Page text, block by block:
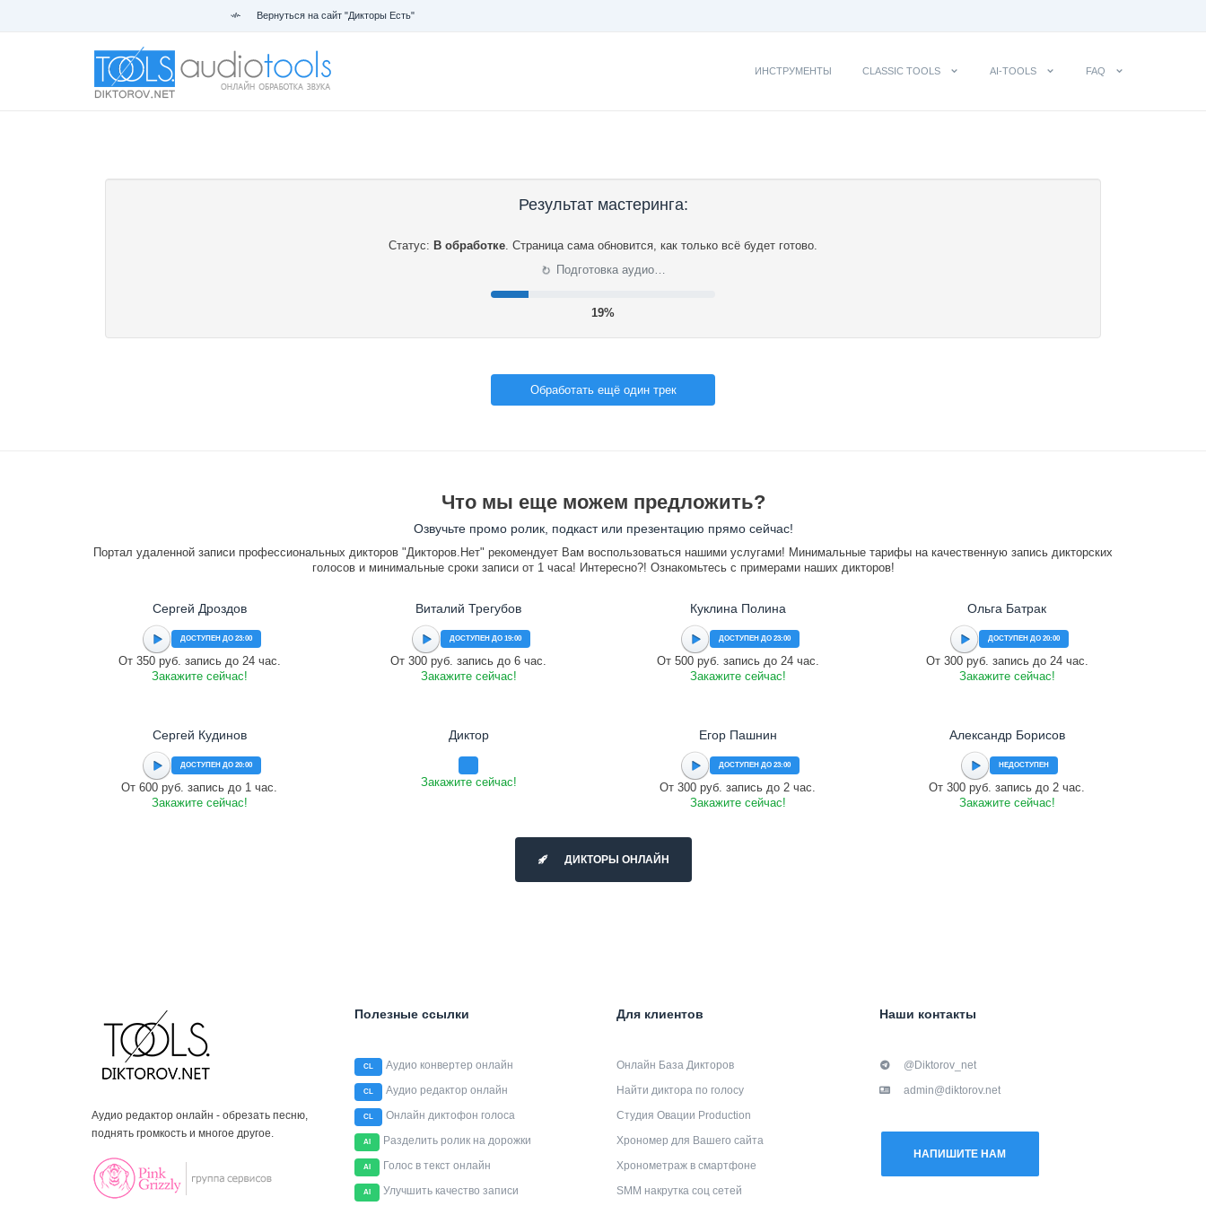
Вернуться на сайт "Дикторы Есть"
ИНСТРУМЕНТЫ CLASSIC TOOLS AI-TOOLS FAQ
Результат мастеринга:
Статус: В обработке. Страница сама обновится, как только всё будет готово.
⟳ Подготовка аудио…
20%
Обработать ещё один трек
Что мы еще можем предложить?
Озвучьте промо ролик, подкаст или презентацию прямо сейчас!
Портал удаленной записи профессиональных дикторов "Дикторов.Нет" рекомендует Вам воспользоваться нашими услугами! Минимальные тарифы на качественную запись дикторских
голосов и минимальные сроки записи от 1 часа! Интересно?! Ознакомьтесь с примерами наших дикторов!
Сергей Дроздов
ДОСТУПЕН ДО 23:00
От 350 руб. запись до 24 час.
Закажите сейчас!
Виталий Трегубов
ДОСТУПЕН ДО 19:00
От 300 руб. запись до 6 час.
Закажите сейчас!
Куклина Полина
ДОСТУПЕН ДО 23:00
От 500 руб. запись до 24 час.
Закажите сейчас!
Ольга Батрак
ДОСТУПЕН ДО 20:00
От 300 руб. запись до 24 час.
Закажите сейчас!
Сергей Кудинов
ДОСТУПЕН ДО 20:00
От 600 руб. запись до 1 час.
Закажите сейчас!
Диктор
Закажите сейчас!
Егор Пашнин
ДОСТУПЕН ДО 23:00
От 300 руб. запись до 2 час.
Закажите сейчас!
Александр Борисов
НЕДОСТУПЕН
От 300 руб. запись до 2 час.
Закажите сейчас!
ДИКТОРЫ ОНЛАЙН
Аудио редактор онлайн - обрезать песню,
поднять громкость и многое другое.
Полезные ссылки
CL Аудио конвертер онлайн
CL Аудио редактор онлайн
CL Онлайн диктофон голоса
AI Разделить ролик на дорожки
AI Голос в текст онлайн
AI Улучшить качество записи
Для клиентов
Онлайн База Дикторов
Найти диктора по голосу
Студия Овации Production
Хрономер для Вашего сайта
Хронометраж в смартфоне
SMM накрутка соц сетей
Наши контакты
@Diktorov_net
admin@diktorov.net
НАПИШИТЕ НАМ